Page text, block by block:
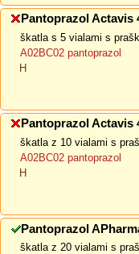
Pantoprazol Actavis
škatla s 5 vialami s
A02BC02 pantoprazol
H
Pantoprazol Actavis
škatla z 10 vialami s
A02BC02 pantoprazol
H
Pantoprazol
škatla z 20 vialami s